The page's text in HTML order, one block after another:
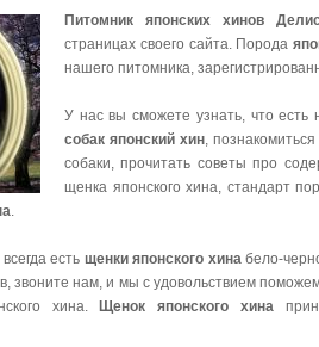
Питомник японских хинов
страницах своего сайта. Порода
нашего питомника,
У нас вы сможете узнать, что есть
собак японский хин,
собаки, прочитать советы про
щенка японского хина, стандарт
.
есть щенки японского хинабело-
звоните нам, и мы с удовольствием
хина.
Щенок японского хина